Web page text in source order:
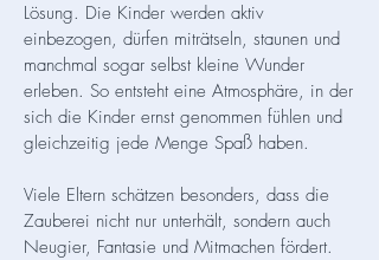
Lösung. Die Kinder werden aktiv
einbezogen, dürfen miträtseln, staunen und
manchmal sogar selbst kleine Wunder
erleben. So entsteht eine Atmosphäre, in der
sich die Kinder ernst genommen fühlen und
gleichzeitig jede Menge Spaß haben.
Viele Eltern schätzen besonders, dass die
Zauberei nicht nur unterhält, sondern auch
Neugier, Fantasie und Mitmachen fördert.